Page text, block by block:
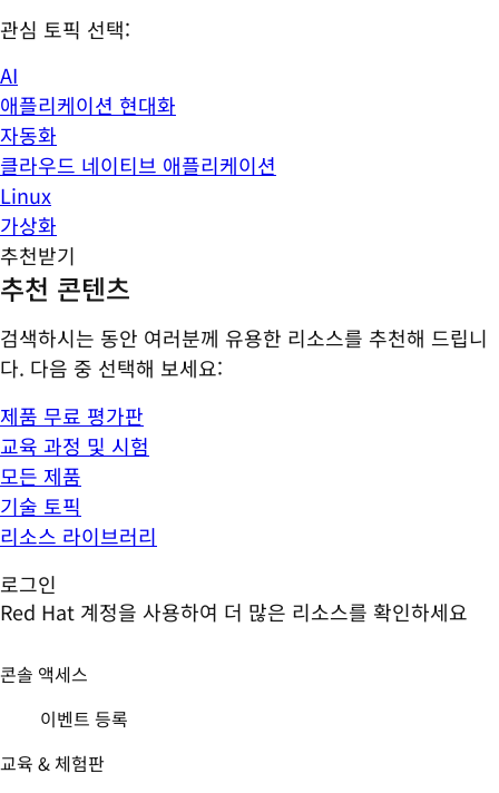
관심 토픽 선택:
AI
애플리케이션 현대화
자동화
클라우드 네이티브 애플리케이션
Linux
가상화
추천받기
추천 콘텐츠
검색하시는 동안 여러분께 유용한 리소스를 추천해 드립니
다. 다음 중 선택해 보세요:
제품 무료 평가판
교육 과정 및 시험
모든 제품
기술 토픽
리소스 라이브러리
로그인
Red Hat 계정을 사용하여 더 많은 리소스를 확인하세요
콘솔 액세스
이벤트 등록
교육 & 체험판